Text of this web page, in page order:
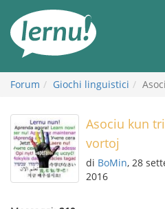
all’indice
Forum Giochi linguistici
Asociu kun tri
vortoj
di BoMin, 28
2016